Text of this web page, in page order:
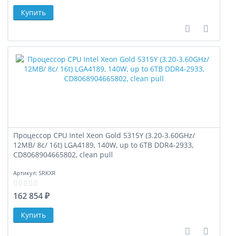
В В
Процессор CPU Intel Xeon Gold 5315Y (3.20-3.60GHz/
12MB/ 8c/ 16t) LGA4189, 140W, up to 6TB DDR4-2933,
CD8068904665802, clean pull
Артикул: SRKXR
162 854 ₽